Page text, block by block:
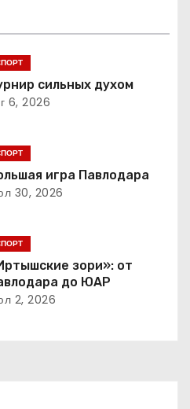
сильных духом
6, 2026
игра Павлодара
30, 2026
зори»: от
до ЮАР
2, 2026